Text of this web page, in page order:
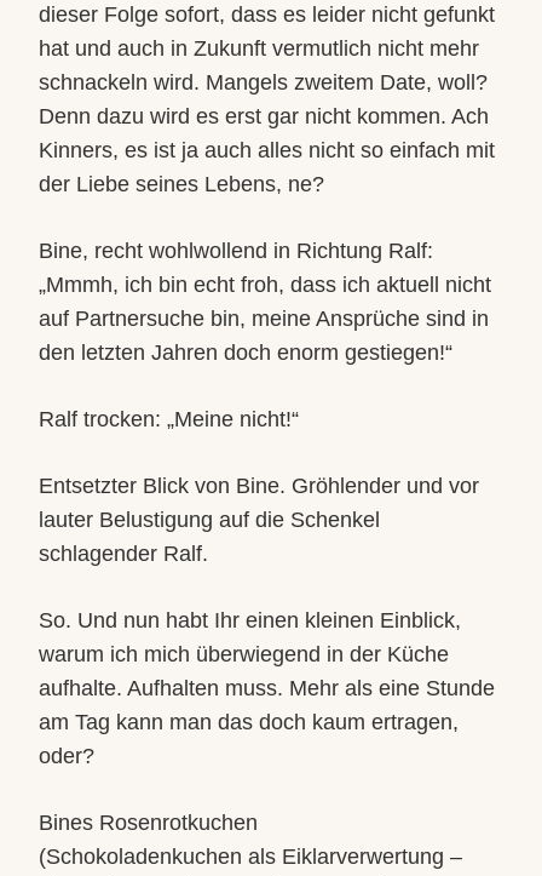
dieser Folge sofort, dass es leider nicht gefunkt
hat und auch in Zukunft vermutlich nicht mehr
schnackeln wird. Mangels zweitem Date, woll?
Denn dazu wird es erst gar nicht kommen. Ach
Kinners, es ist ja auch alles nicht so einfach mit
der Liebe seines Lebens, ne?
Bine, recht wohlwollend in Richtung Ralf:
„Mmmh, ich bin echt froh, dass ich aktuell nicht
auf Partnersuche bin, meine Ansprüche sind in
den letzten Jahren doch enorm gestiegen!“
Ralf trocken: „Meine nicht!“
Entsetzter Blick von Bine. Gröhlender und vor
lauter Belustigung auf die Schenkel
schlagender Ralf.
So. Und nun habt Ihr einen kleinen Einblick,
warum ich mich überwiegend in der Küche
aufhalte. Aufhalten muss. Mehr als eine Stunde
am Tag kann man das doch kaum ertragen,
oder?
Bines Rosenrotkuchen
(Schokoladenkuchen als Eiklarverwertung –